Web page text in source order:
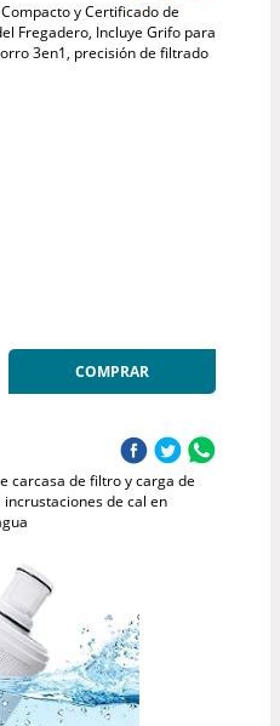
y Certificado de
Fregadero, Incluye Grifo para
3en1, precisión de filtrado
COMPRAR
carcasa de filtro y carga de
de cal en